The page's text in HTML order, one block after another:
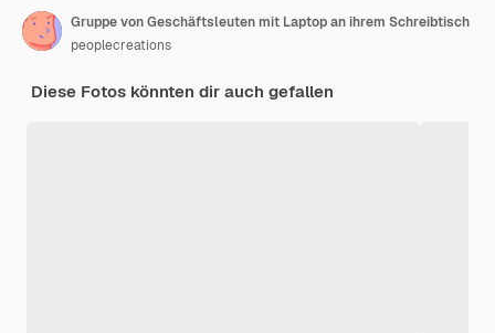
Gruppe von Geschäftsleuten mit Laptop an ihrem Schreibtisch
peoplecreations
Diese Fotos könnten dir auch gefallen